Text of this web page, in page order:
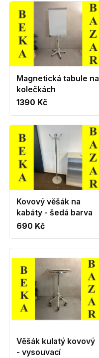
Magnetická tabule na
kolečkách
1390 Kč
Kovový věšák na
kabáty - šedá barva
690 Kč
Věšák kulatý kovový
- vysouvací